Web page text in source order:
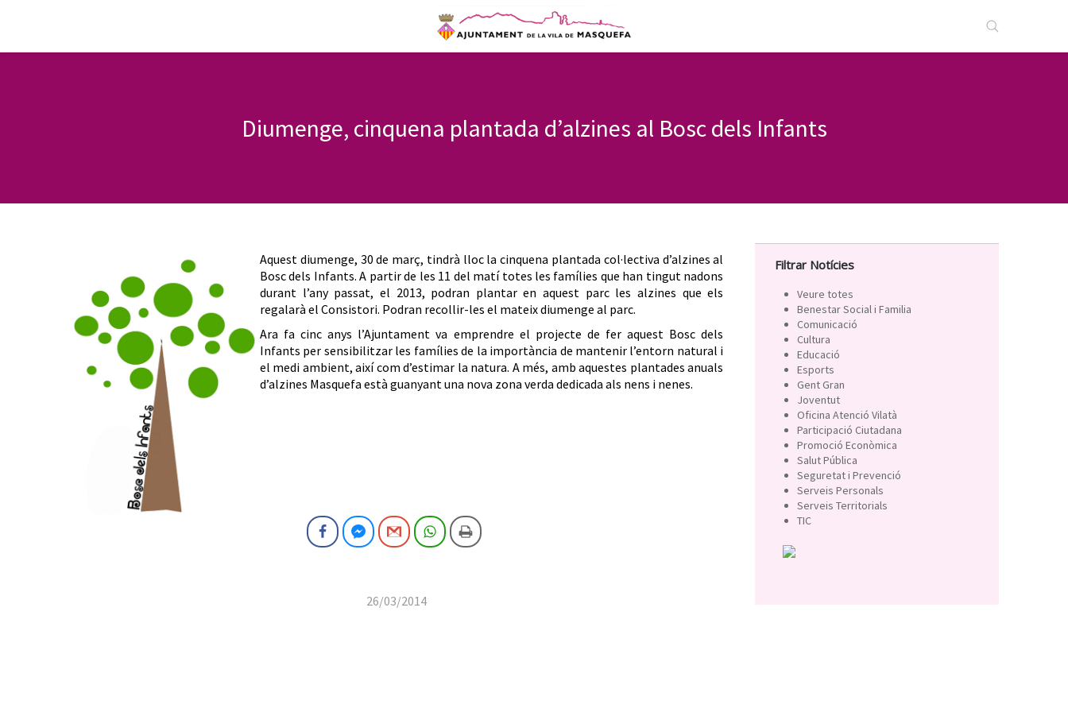
Diumenge, cinquena plantada d’alzines al Bosc dels Infants
Aquest diumenge, 30 de març, tindrà lloc la cinquena plantada col·lectiva d’alzines al
Bosc dels Infants. A partir de les 11 del matí totes les famílies que han tingut nadons
durant l’any passat, el 2013, podran plantar en aquest parc les alzines que els
regalarà el Consistori. Podran recollir-les el mateix diumenge al parc.
Ara fa cinc anys l’Ajuntament va emprendre el projecte de fer aquest Bosc dels
Infants per sensibilitzar les famílies de la importància de mantenir l’entorn natural i
el medi ambient, així com d’estimar la natura. A més, amb aquestes plantades anuals
d’alzines Masquefa està guanyant una nova zona verda dedicada als nens i nenes.
FacebookFacebook Messenger
Gmail WhatsAppImprimeix
26/03/2014
Filtrar Notícies
Veure totes
Benestar Social i Familia
Comunicació
Cultura
Educació
Esports
Gent Gran
Joventut
Oficina Atenció Vilatà
Participació Ciutadana
Promoció Econòmica
Salut Pública
Seguretat i Prevenció
Serveis Personals
Serveis Territorials
TIC